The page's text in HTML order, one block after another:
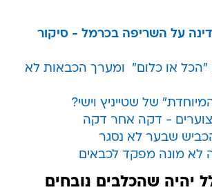
על השריפה בכרמל - סיקור
"הכל או כלום"  ומערך הכבאות לא
של שטייניץ וישי?
- דקה אחר דקה
שבער לא נסגר
לא מונה מפקד לכבאים
יהיה שהכלבים נובחים